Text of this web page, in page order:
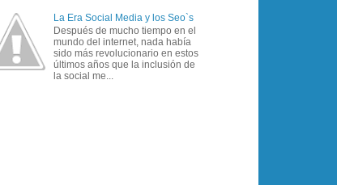
La Era Social Media y los Seo`s
Después de mucho tiempo en el
mundo del internet, nada había
sido más revolucionario en estos
últimos años que la inclusión de
la social me...